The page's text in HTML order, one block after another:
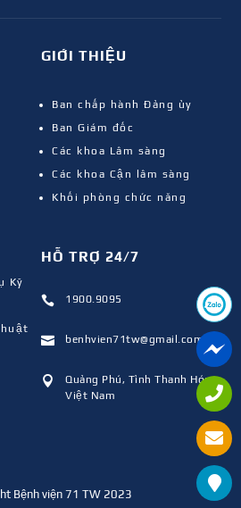
Kỹ
GIỚI THIỆU
Ban chấp hành Đảng ủy
Ban Giám đốc
Các khoa Lâm sàng
Các khoa Cận lâm sàng
Khối phòng chức năng
HỖ TRỢ 24/7
 1900.9095
 benhvien71tw@gmail.com

Quảng Phú, Tỉnh Thanh Hóa,
Việt Nam
Bệnh viện 71 TW 2023